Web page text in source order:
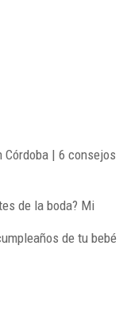
| 6 consejos
de la boda? Mi
de tu bebé